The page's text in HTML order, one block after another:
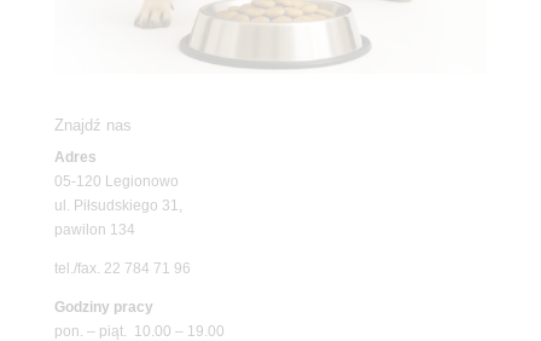
Znajdź nas
Adres
05-120 Legionowo
ul. Piłsudskiego 31,
pawilon 134
tel./fax. 22 784 71 96
Godziny pracy
pon. – piąt. 10.00 – 19.00